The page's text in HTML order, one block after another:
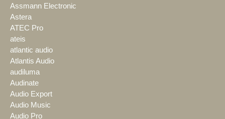
Assmann Electronic
Astera
ATEC Pro
ateis
atlantic audio
Atlantis Audio
audiluma
Audinate
Audio Export
Audio Music
Audio Pro